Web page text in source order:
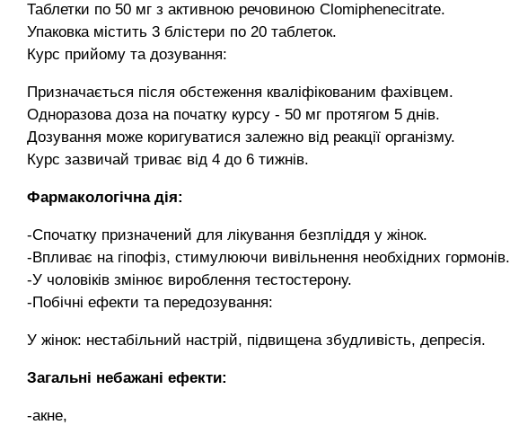
Таблетки по 50 мг з активною речовиною Clomiphenecitrate.
Упаковка містить 3 блістери по 20 таблеток.
Курс прийому та дозування:
Призначається після обстеження кваліфікованим фахівцем.
Одноразова доза на початку курсу - 50 мг протягом 5 днів.
Дозування може коригуватися залежно від реакції організму.
Курс зазвичай триває від 4 до 6 тижнів.
Фармакологічна дія:
-Спочатку призначений для лікування безпліддя у жінок.
-Впливає на гіпофіз, стимулюючи вивільнення необхідних гормонів.
-У чоловіків змінює вироблення тестостерону.
-Побічні ефекти та передозування:
У жінок: нестабільний настрій, підвищена збудливість, депресія.
Загальні небажані ефекти:
-акне,